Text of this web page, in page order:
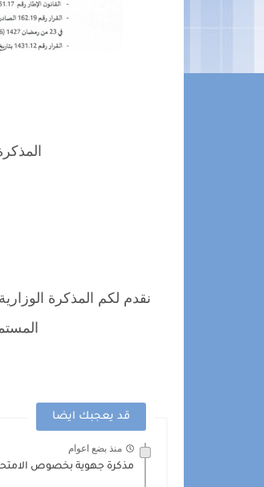
قد يعجبك ايضا
منذ بضع اعوام
مذكرة جهوية بخصوص